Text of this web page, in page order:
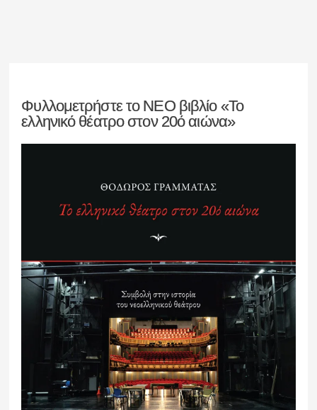
Φυλλομετρήστε το ΝΕΟ βιβλίο «Το
ελληνικό θέατρο στον 20ό αιώνα»